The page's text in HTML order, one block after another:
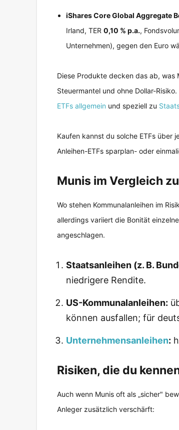
iShares Core Global Aggregate
Irland, TER 0,10 % p.a.,
Unternehmen), gegen den Euro
Diese Produkte decken das ab,
Steuermantel und ohne Dollar-
ETFs allgemein und speziell zu
Kaufen kannst du solche ETFs über
Anleihen-ETFs sparplan- oder
Munis im Vergleich
Wo stehen Kommunalanleihen im
allerdings variiert die Bonität
angeschlagen.
Staatsanleihen (z. B.
niedrigere Rendite.
US-Kommunalanleihen:
können ausfallen; für
Unternehmensanleihen:
Risiken, die du
Auch wenn Munis oft als „sicher"
Anleger zusätzlich verschärft: